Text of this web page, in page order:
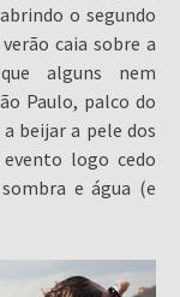
o segundo
caia sobre a
alguns nem
Paulo, palco do
beijar a pele dos
logo cedo
e água (e